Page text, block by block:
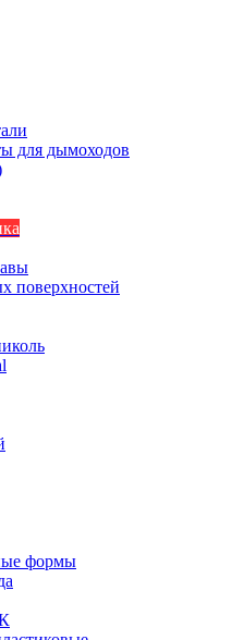
для дымоходов
поверхностей
формы